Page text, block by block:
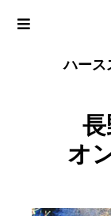
ハース
オ